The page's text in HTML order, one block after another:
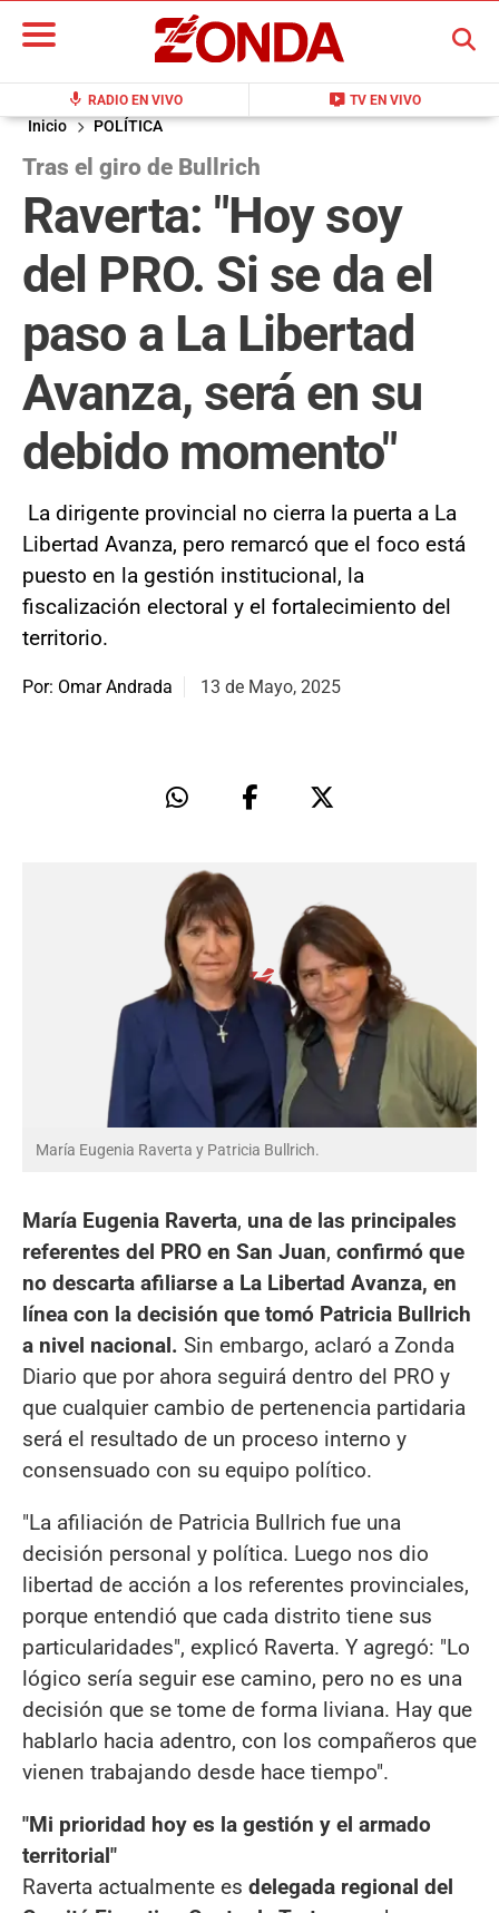
mic RADIO EN VIVO live_tv TV EN VIVO
BUSCAR
Inicio POLÍTICA
Tras el giro de Bullrich
Raverta: "Hoy soy
del PRO. Si se da el
paso a La Libertad
Avanza, será en su
debido momento"
La dirigente provincial no cierra la puerta a La
Libertad Avanza, pero remarcó que el foco está
puesto en la gestión institucional, la
fiscalización electoral y el fortalecimiento del
territorio.
Por: Omar Andrada 13 de Mayo, 2025
María Eugenia Raverta y Patricia Bullrich.
María Eugenia Raverta, una de las principales
referentes del PRO en San Juan, confirmó que
no descarta afiliarse a La Libertad Avanza, en
línea con la decisión que tomó Patricia Bullrich
a nivel nacional. Sin embargo, aclaró a Zonda
Diario que por ahora seguirá dentro del PRO y
que cualquier cambio de pertenencia partidaria
será el resultado de un proceso interno y
consensuado con su equipo político.
"La afiliación de Patricia Bullrich fue una
decisión personal y política. Luego nos dio
libertad de acción a los referentes provinciales,
porque entendió que cada distrito tiene sus
particularidades", explicó Raverta. Y agregó: "Lo
lógico sería seguir ese camino, pero no es una
decisión que se tome de forma liviana. Hay que
hablarlo hacia adentro, con los compañeros que
vienen trabajando desde hace tiempo".
"Mi prioridad hoy es la gestión y el armado
territorial"
Raverta actualmente es delegada regional del